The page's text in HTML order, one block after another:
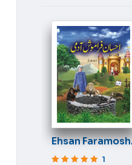
Ehsan Faramosh
Aadmi
1